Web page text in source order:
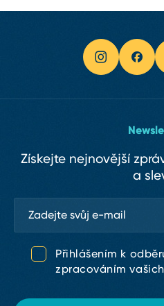
Staroměstské
Prašná brána a
Vyšehrad
Socha hlavy Franze
Nákupní Centrum Fénix
Centrum Chodov
Obchodní centrum
Získejte nejnovější
a
Přihlášením k
zpracováním